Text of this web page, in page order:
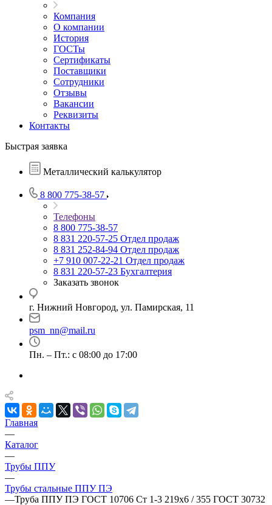
Компания
О компании
История
ГОСТы
Сертификаты
Поставщики
Сотрудники
Отзывы
Вакансии
Реквизиты
Контакты
Быстрая заявка
Металлический калькулятор
8 800 775-38-57
Телефоны
8 800 775-38-57
8 831 220-57-25 Отдел продаж
8 831 252-84-94 Отдел продаж
+7 910 007-22-21 Отдел продаж
8 831 220-57-23 Бухгалтерия
Заказать звонок
г. Нижний Новгород, ул. Памирская, 11
psm_nn@mail.ru
Пн. – Пт.: с 08:00 до 17:00
Главная
—
Каталог
—
Трубы ППУ
—
Трубы стальные ППУ ПЭ
—Труба ППУ ПЭ ГОСТ 10706 Ст 1-3 219x6 / 355 ГОСТ 30732